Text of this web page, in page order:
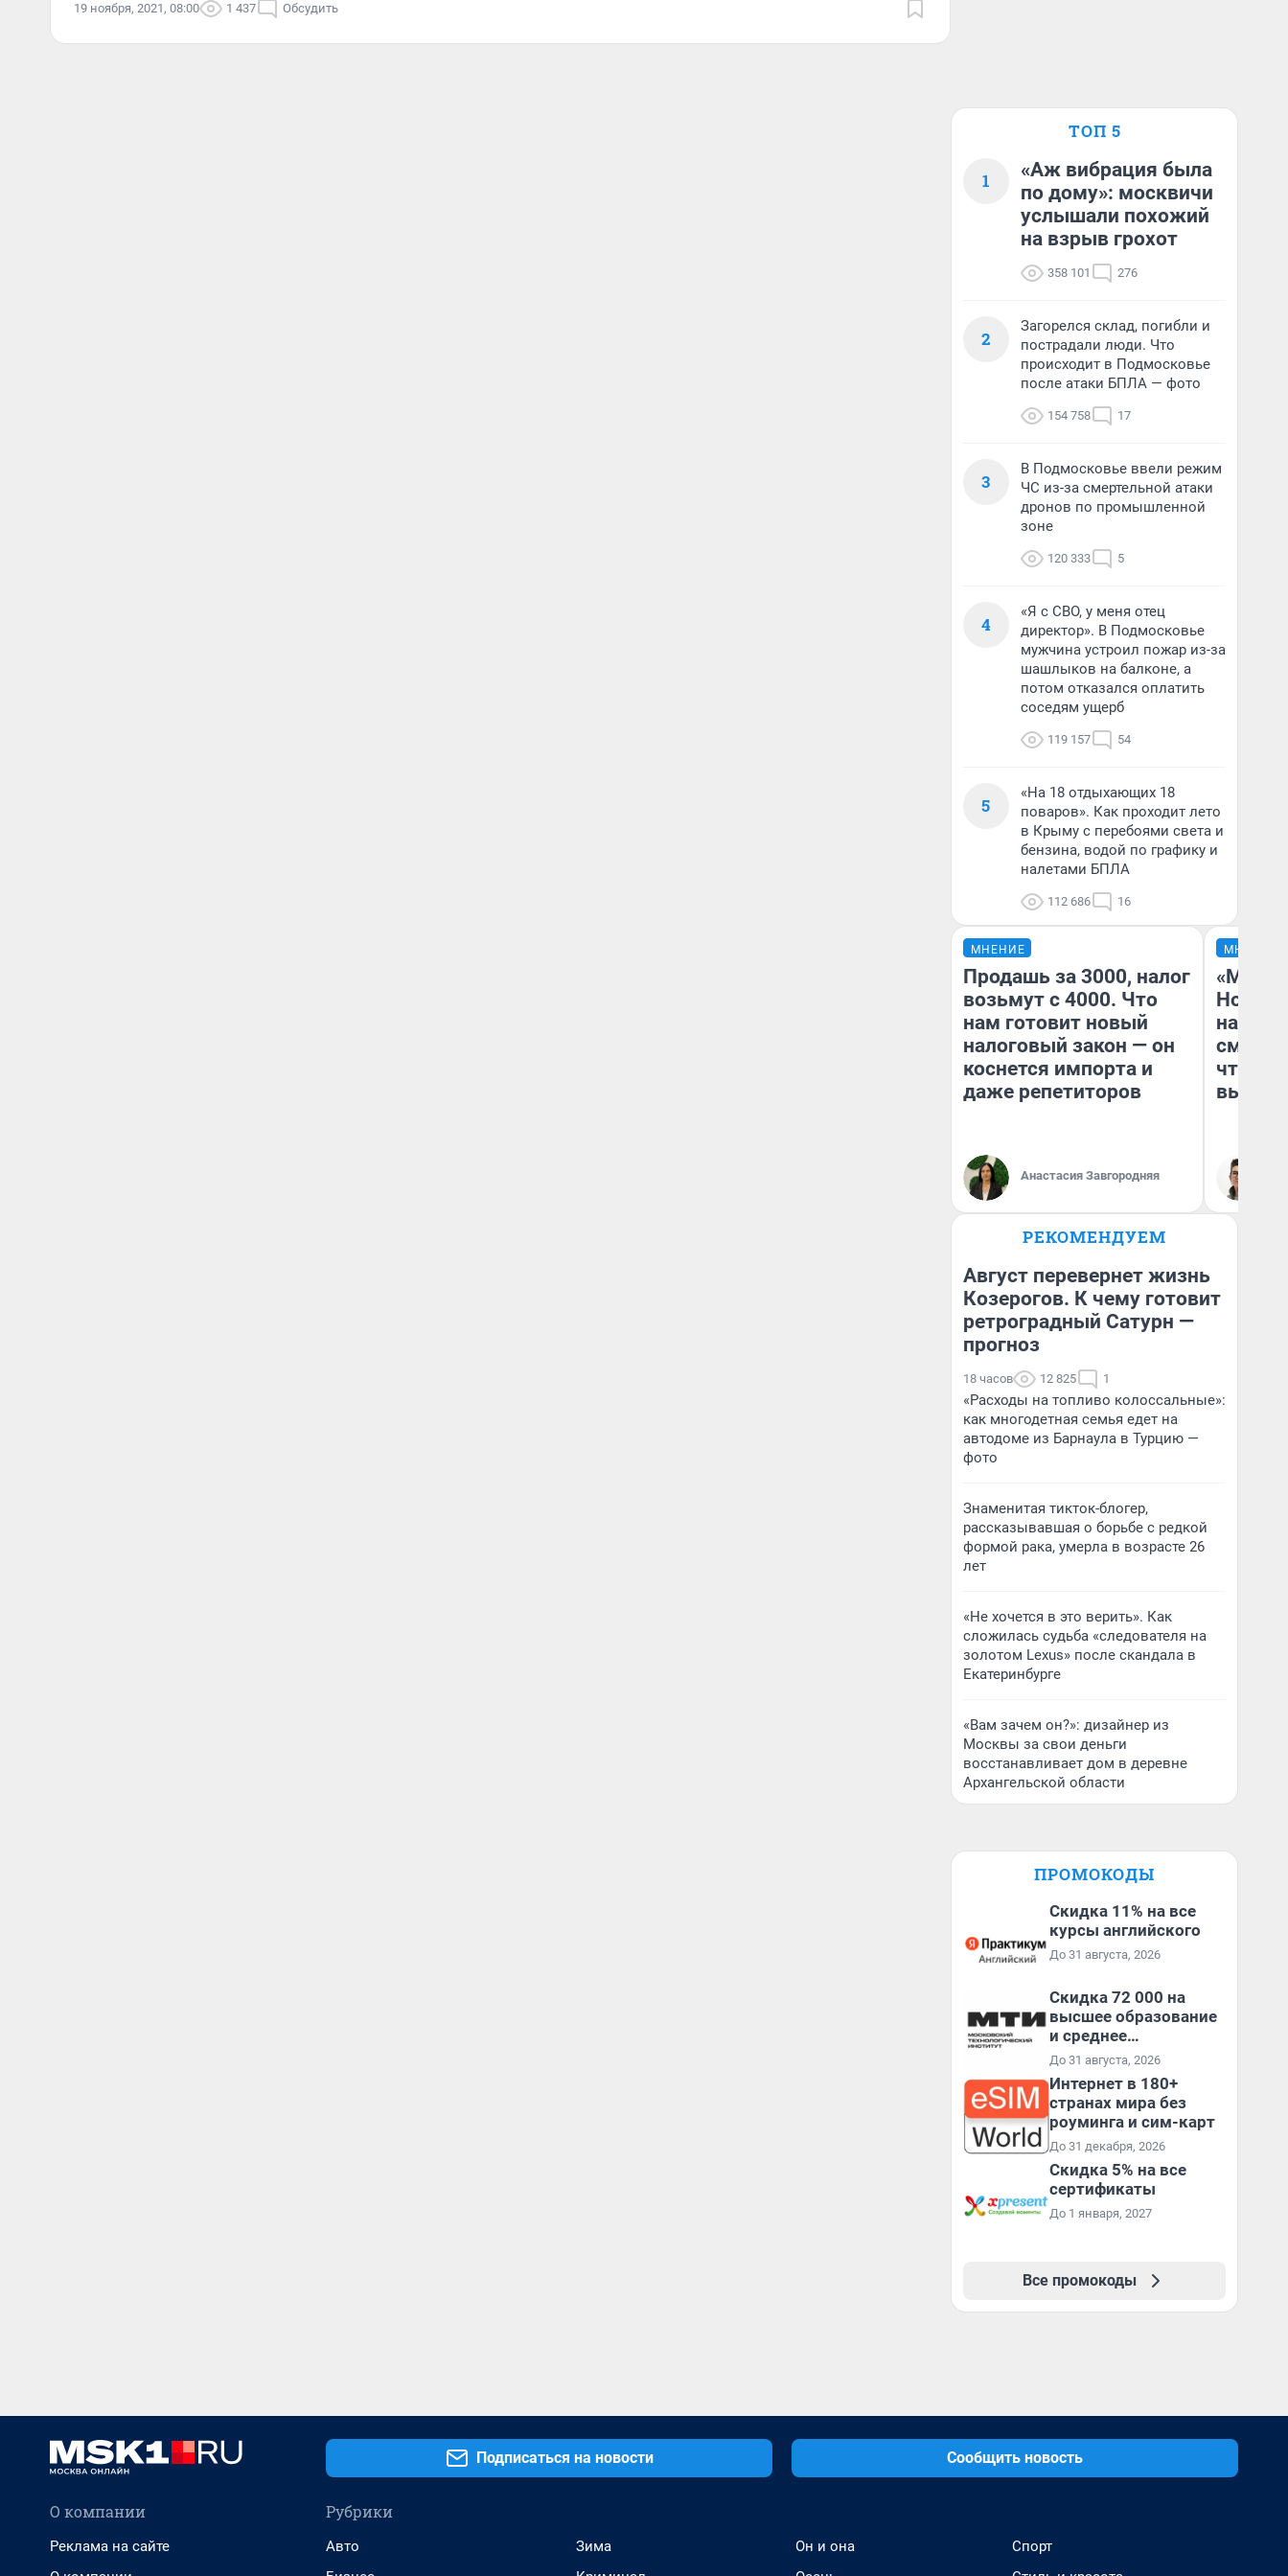
19 ноября, 2021, 08:00 1 437 Обсудить
ТОП 5
1
«Аж вибрация была
по дому»: москвичи
услышали похожий
на взрыв грохот
358 101 276
2
Загорелся склад, погибли и
пострадали люди. Что
происходит в Подмосковье
после атаки БПЛА — фото
154 758 17
3
В Подмосковье ввели режим
ЧС из-за смертельной атаки
дронов по промышленной
зоне
120 333 5
4
«Я с СВО, у меня отец
директор». В Подмосковье
мужчина устроил пожар из-за
шашлыков на балконе, а
потом отказался оплатить
соседям ущерб
119 157 54
5
«На 18 отдыхающих 18
поваров». Как проходит лето
в Крыму с перебоями света и
бензина, водой по графику и
налетами БПЛА
112 686 16
МНЕНИЕ
Продашь за 3000, налог
возьмут с 4000. Что
нам готовит новый
налоговый закон — он
коснется импорта и
даже репетиторов
Анастасия Завгородняя
МНЕНИЕ
«Мы
чтобы
РЕКОМЕНДУЕМ
Август перевернет жизнь
Козерогов. К чему готовит
ретроградный Сатурн —
прогноз
18 часов 12 825 1
«Расходы на топливо колоссальные»:
как многодетная семья едет на
автодоме из Барнаула в Турцию —
фото
Знаменитая тикток-блогер,
рассказывавшая о борьбе с редкой
формой рака, умерла в возрасте 26
лет
«Не хочется в это верить». Как
сложилась судьба «следователя на
золотом Lexus» после скандала в
Екатеринбурге
«Вам зачем он?»: дизайнер из
Москвы за свои деньги
восстанавливает дом в деревне
Архангельской области
ПРОМОКОДЫ
Скидка 11% на все
курсы английского
До 31 августа, 2026
Скидка 72 000 на
высшее образование
и среднее
специальное
образование в
первый год обучения
До 31 августа, 2026
Интернет в 180+
странах мира без
роуминга и сим-карт
До 31 декабря, 2026
Скидка 5% на все
сертификаты
До 1 января, 2027
Все промокоды
Подписаться на новости Сообщить новость
О компании
Реклама на сайте
Рубрики
Авто
Зима
Он и она
Спорт